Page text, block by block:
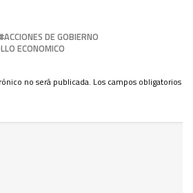
ACCIONES DE GOBIERNO
ECONOMICO
no será publicada. Los campos obligatorios